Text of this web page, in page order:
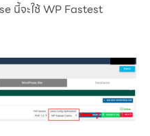
นี้จะใช้ WP Fastest